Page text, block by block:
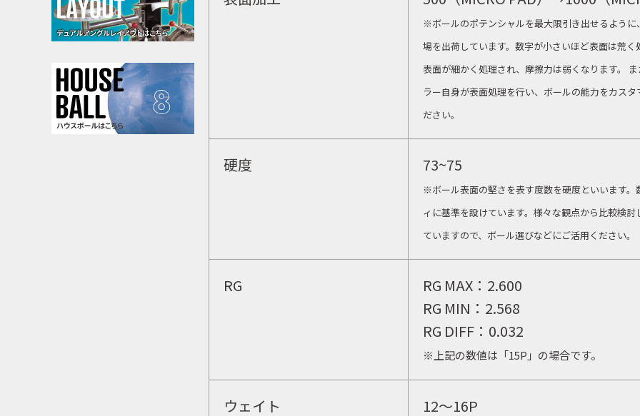
※ボールのポテンシャルを最大限引き出せるよう
場を出荷しています。数字が小さいほど表面は荒
表面が細かく処理され、摩擦力は弱くなります。
ラー自身が表面処理を行い、ボールの能力をカス
ださい。
硬度 73~75
※ボール表面の堅さを表す度数を硬度といいます
ィに基準を設けています。様々な観点から比較検
ていますので、ボール選びなどにご活用ください。
RG RG MAX： 2.600
RG MIN： 2.568
RG DIFF： 0.032
※上記の数値は「15P」の場合です。
ウェイト 12〜16P